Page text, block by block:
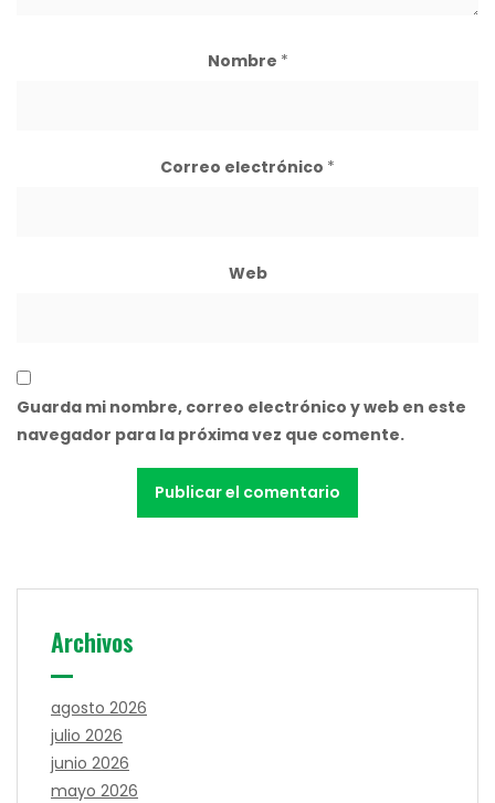
Nombre *
Correo electrónico *
Web
Guarda mi nombre, correo electrónico y web en este
navegador para la próxima vez que comente.
Archivos
agosto 2026
julio 2026
junio 2026
mayo 2026